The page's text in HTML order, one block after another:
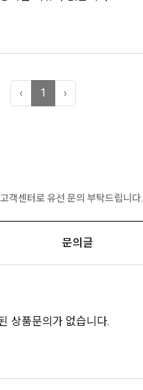
‹ 1 ›
객센터로 유선 문의 부탁드립니다.
문의글
상품문의가 없습니다.